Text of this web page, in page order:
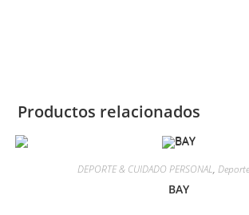
Productos relacionados
DEPORTE & CUIDADO PERSONAL,
BAY